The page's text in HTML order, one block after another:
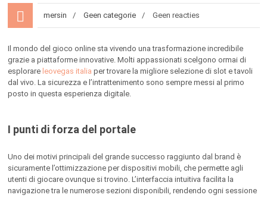
mersin Geen categorie Geen reacties
Il mondo del gioco online sta vivendo una trasformazione incredibile
grazie a piattaforme innovative. Molti appassionati scelgono ormai di
esplorare leovegas italia per trovare la migliore selezione di slot e tavoli
dal vivo. La sicurezza e l’intrattenimento sono sempre messi al primo
posto in questa esperienza digitale.
I punti di forza del portale
Uno dei motivi principali del grande successo raggiunto dal brand è
sicuramente l’ottimizzazione per dispositivi mobili, che permette agli
utenti di giocare ovunque si trovino. L’interfaccia intuitiva facilita la
navigazione tra le numerose sezioni disponibili, rendendo ogni sessione